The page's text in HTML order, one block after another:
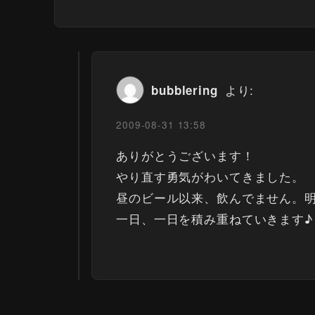
bubblering より:
2009-08-31 13:58
ありがとうございます！
やり直す勇気がわいてきました。
昼のビール以来、飲んでません。
一日、一日を積み重ねていきます♪